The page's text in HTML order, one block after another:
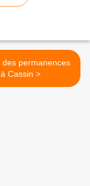
des permanences
à Cassin >